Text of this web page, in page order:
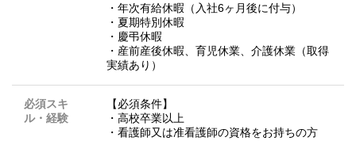
・年次有給休暇（入社6ヶ月後に付与）
・夏期特別休暇
・慶弔休暇
・産前産後休暇、育児休業、介護休業（取得
実績あり）
必須スキ
ル・経験
【必須条件】
・高校卒業以上
・看護師又は准看護師の資格をお持ちの方